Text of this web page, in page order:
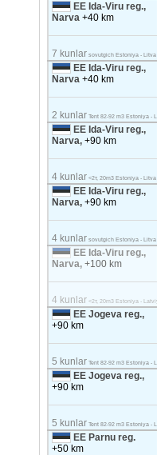
EE Ida-Viru reg.,
Narva+40 km
7 kunlar sovutgich Estoniya - Litva
EE Ida-Viru reg.,
Narva+40 km
2 kunlar Tent 82-92 m3 Estoniya -
EE Ida-Viru reg.,
Narva,+90 km
4 kunlar <2т, 20m3 Estoniya - Litva
EE Ida-Viru reg.,
Narva,+90 km
4 kunlar sovutgich Estoniya - Litva
EE Ida-Viru reg.,
Narva,+100 km
4 kunlar <2т, 20m3 Estoniya -
EE Jogeva reg.,
+90 km
5 kunlar Tent 82-92 m3 Estoniya -
EE Jogeva reg.,
+90 km
5 kunlar Tent 82-92 m3 Estoniya -
EE Parnu reg.
+50 km